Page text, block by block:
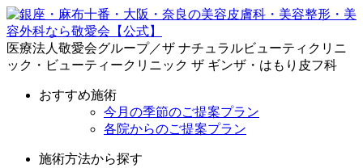
医療法人敬愛会グループ／ザ ナチュラルビューティクリニ
ック・ビューティークリニック ザ ギンザ・はもり皮フ科
おすすめ施術
今月の季節のご提案プラン
各院からのご提案プラン
施術方法から探す